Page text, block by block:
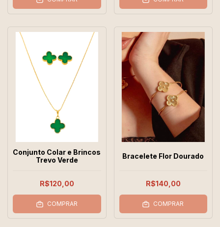
Conjunto Colar e Brincos
Trevo Verde
R$120,00
COMPRAR
Bracelete Flor Dourado
R$140,00
COMPRAR